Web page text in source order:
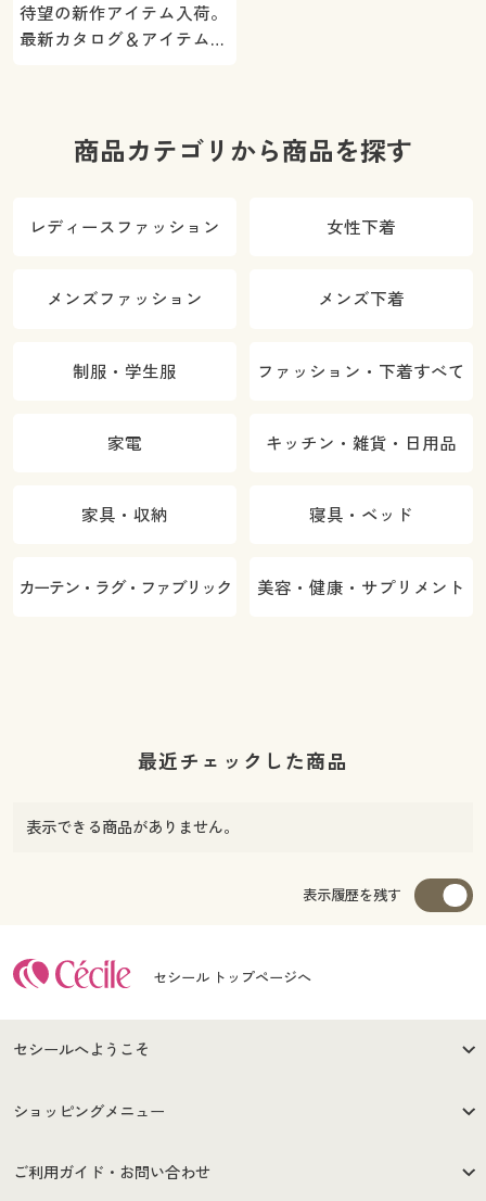
待望の新作アイテム入荷。
最新カタログ＆アイテムを
商品カテゴリから商品を探す
レディースファッション 女性下着
メンズファッション メンズ下着
制服・学生服 ファッション・下着すべて
家電 キッチン・雑貨・日用品
家具・収納 寝具・ベッド
カーテン・ラグ・ファブリック 美容・健康・サプリメント
最近チェックした商品
表示できる商品がありません。
表示履歴を残す
セシール トップページへ
セシールへようこそ
はじめての方へ
セシールご利用規約
ショッピングメニュー
商品カテゴリ
ご利用ガイド・お問い合わせ